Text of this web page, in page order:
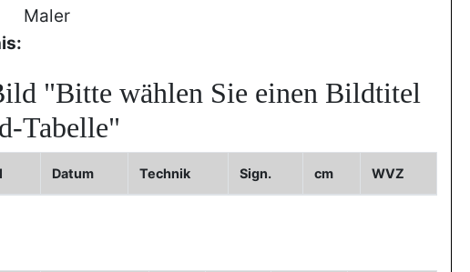
Maler
"Bitte wählen Sie einen Bildtitel
Tabelle"
Datum Technik Sign. cm WVZ